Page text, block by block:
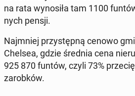
na rata wy­no­si­ła tam 1100
nych pensji.
Naj­mniej przy­stęp­ną cenowo
Chelsea, gdzie średnia cena
925 870 funtów, czyli 73%
za­rob­ków.